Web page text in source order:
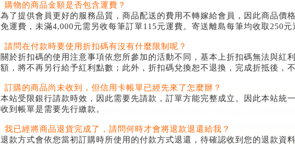
購物的商品金額是否包含運費？
為了提供會員更好的服務品質，商品配送的費用不轉嫁給會員，因此商品價
免運費，未滿4,000元需另收每筆訂單115元運費。寄送離島每筆均收取 250元
請問在付款時要使用折扣碼有沒有什麼限制呢？
關於折扣碼的使用注意事項依您所參加的活動不同，基本上折扣碼無法與紅
額，將不再另行給予紅利點數；此外，折扣碼兌換恕不退換，完成折抵後，
訂購的商品尚未收到，但信用卡帳單已經先來了怎麼辦？
本站受限銀行請款時效，因此需要先請款，訂單方能完整成立。因此本站統
收到帳單是需要先行繳款。
我已經將商品退貨完成了，請問何時才會將退款退還給我？
退款方式會依您當初訂購時所使用的付款方式退還，待確認收到您的退款資